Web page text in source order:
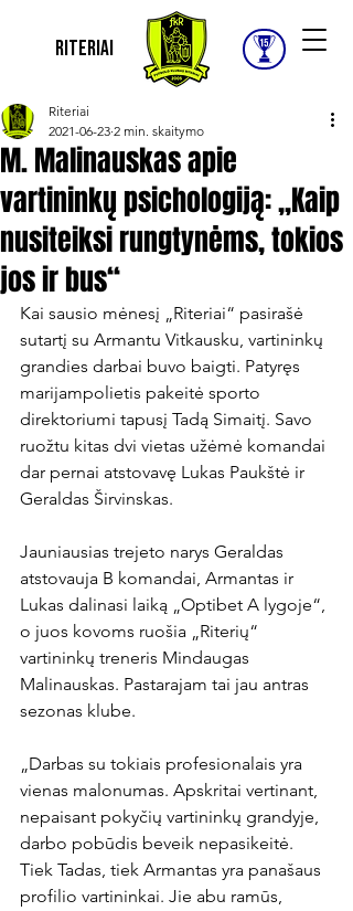
Riteriai
M. Malinauskas apie
vartininkų psichologiją: „Kaip
nusiteiksi rungtynėms, tokios
jos ir bus“
Riteriai
2021-06-23 2 min. skaitymo
Kai sausio mėnesį „Riteriai“ pasirašė
sutartį su Armantu Vitkausku, vartininkų
grandies darbai buvo baigti. Patyręs
marijampolietis pakeitė sporto
direktoriumi tapusį Tadą Simaitį. Savo
ruožtu kitas dvi vietas užėmė komandai
dar pernai atstovavę Lukas Paukštė ir
Geraldas Širvinskas.
Jauniausias trejeto narys Geraldas
atstovauja B komandai, Armantas ir
Lukas dalinasi laiką „Optibet A lygoje“,
o juos kovoms ruošia „Riterių“
vartininkų treneris Mindaugas
Malinauskas. Pastarajam tai jau antras
sezonas klube.
„Darbas su tokiais profesionalais yra
vienas malonumas. Apskritai vertinant,
nepaisant pokyčių vartininkų grandyje,
darbo pobūdis beveik nepasikeitė.
Tiek Tadas, tiek Armantas yra panašaus
profilio vartininkai. Jie abu ramūs,